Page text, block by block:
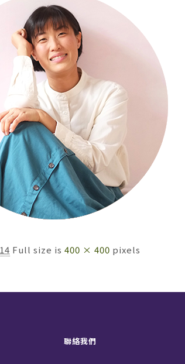
Full size is 400 × 400 pixels
聯絡我們